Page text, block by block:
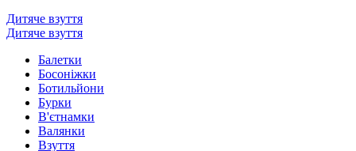
Дитяче взуття
Дитяче взуття
Балетки
Босоніжки
Ботильйони
Бурки
В'єтнамки
Валянки
Взуття